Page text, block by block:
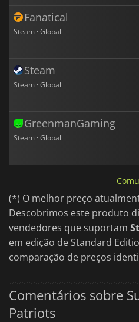
Fanatical
Steam · Global
Steam
Steam · Global
GreenmanGaming
Steam · Global
(*) O melhor preço
Descobrimos este produto
vendedores que suportam
em edição de Standard
comparação de preços
Comentários sobre
Patriots